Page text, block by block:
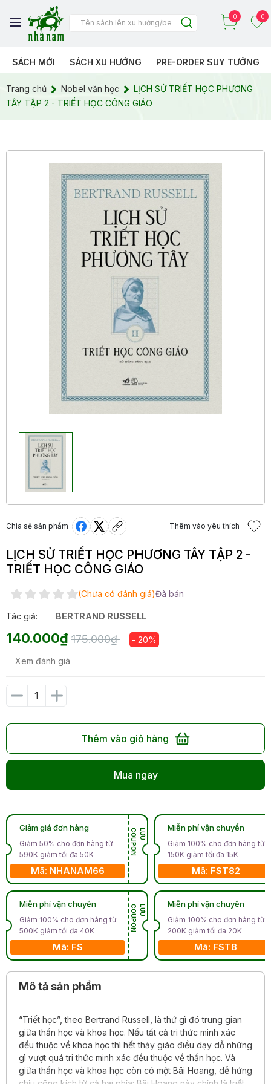
0 0
SÁCH MỚI SÁCH XU HƯỚNG PRE-ORDER SUY TƯỞNG
Trang chủ Nobel văn học
LỊCH SỬ TRIẾT HỌC PHƯƠNG
TÂY TẬP 2 - TRIẾT HỌC CÔNG GIÁO
Chia sẻ sản phẩm Thêm vào yêu thích
LỊCH SỬ TRIẾT HỌC PHƯƠNG TÂY TẬP 2 -
TRIẾT HỌC CÔNG GIÁO
(Chưa có đánh giá)Đã bán
Tác giả: BERTRAND RUSSELL
140.000₫ 175.000₫ - 20%
Xem đánh giá
Thêm vào giỏ hàng
Mua ngay
Giảm giá đơn hàng
Giảm 50% cho đơn hàng từ
590K giảm tối đa 50K
Mã: NHANAM66
L
Ư
U
C
O
U
P
O
N
Miễn phí vận chuyển
Giảm 100% cho đơn hàng từ
500K giảm tối đa 40K
Mã: FS
L
Ư
U
C
O
U
P
O
N
Miễn phí vận chuyển
Giảm 100% cho đơn hàng từ
150K giảm tối đa 15K
Mã: FST82
Miễn phí vận chuyển
Giảm 100% cho đơn hàng từ
200K giảm tối đa 20K
Mã: FST8
Mô tả sản phẩm
“Triết học”, theo Bertrand Russell, là thứ gì đó trung gian
giữa thần học và khoa học. Nếu tất cả tri thức minh xác
đều thuộc về khoa học thì hết thảy giáo điều dạy dỗ những
gì vượt quá tri thức minh xác đều thuộc về thần học. Và
giữa thần học và khoa học còn có một Bãi Hoang, dễ hứng